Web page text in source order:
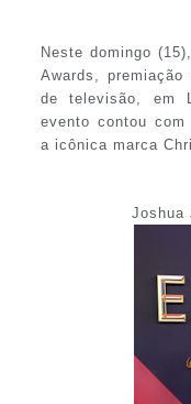
Neste domingo
Awards,
de televisão, em
evento contou com
a icônica marca
Joshua